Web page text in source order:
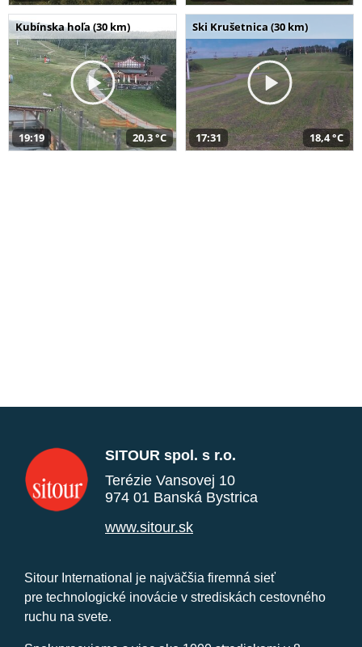
Kubínska hoľa (30 km)
19:19 20,3 °C
Ski Krušetnica (30 km)
17:31 18,4 °C
SITOUR spol. s r.o.
Terézie Vansovej 10
974 01 Banská Bystrica
www.sitour.sk
Sitour International je najväčšia firemná sieť
pre technologické inovácie v strediskách cestovného
ruchu na svete.